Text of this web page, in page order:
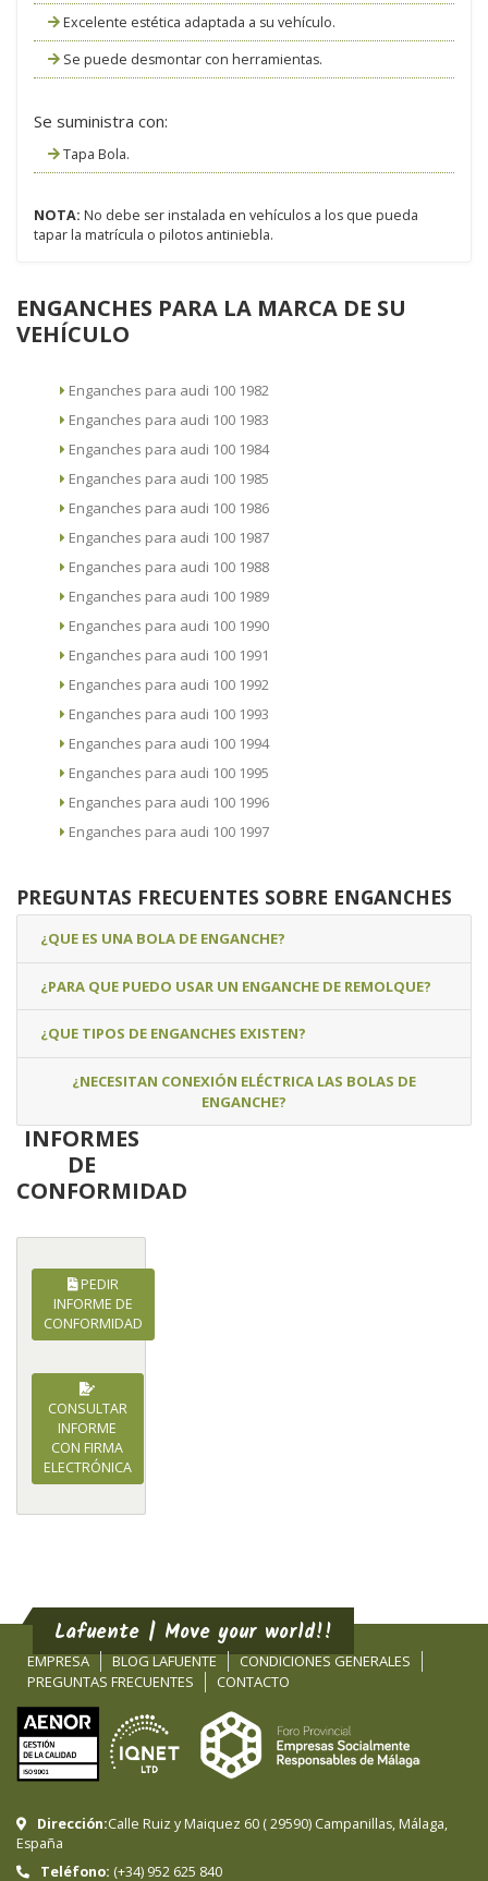
Excelente estética adaptada a su vehículo.
Se puede desmontar con herramientas.
Se suministra con:
Tapa Bola.
NOTA: No debe ser instalada en vehículos a los que pueda
tapar la matrícula o pilotos antiniebla.
ENGANCHES PARA LA MARCA DE SU
VEHÍCULO
Enganches para audi 100 1982
Enganches para audi 100 1983
Enganches para audi 100 1984
Enganches para audi 100 1985
Enganches para audi 100 1986
Enganches para audi 100 1987
Enganches para audi 100 1988
Enganches para audi 100 1989
Enganches para audi 100 1990
Enganches para audi 100 1991
Enganches para audi 100 1992
Enganches para audi 100 1993
Enganches para audi 100 1994
Enganches para audi 100 1995
Enganches para audi 100 1996
Enganches para audi 100 1997
PREGUNTAS FRECUENTES SOBRE ENGANCHES
¿QUE ES UNA BOLA DE ENGANCHE?
¿PARA QUE PUEDO USAR UN ENGANCHE DE REMOLQUE?
¿QUE TIPOS DE ENGANCHES EXISTEN?
¿NECESITAN CONEXIÓN ELÉCTRICA LAS BOLAS DE
ENGANCHE?
INFORMES
DE
CONFORMIDAD
PEDIR
INFORME DE
CONFORMIDAD
CONSULTAR
INFORME
CON FIRMA
ELECTRÓNICA
Lafuente | Move your world!!
EMPRESA BLOG LAFUENTE
CONDICIONES GENERALES
PREGUNTAS FRECUENTES
CONTACTO
Dirección:Calle Ruiz y Maiquez 60 (29590) Campanillas, Málaga,
España
Teléfono: (+34) 952 625 840